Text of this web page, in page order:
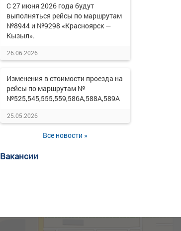
С 27 июня 2026 года будут
выполняться рейсы по маршрутам
№8944 и №9298 «Красноярск —
Кызыл».
26.06.2026
Изменения в стоимости проезда на
рейсы по маршрутам №
№525,545,555,559,586А,588А,589А
25.05.2026
Все новости »
Вакансии